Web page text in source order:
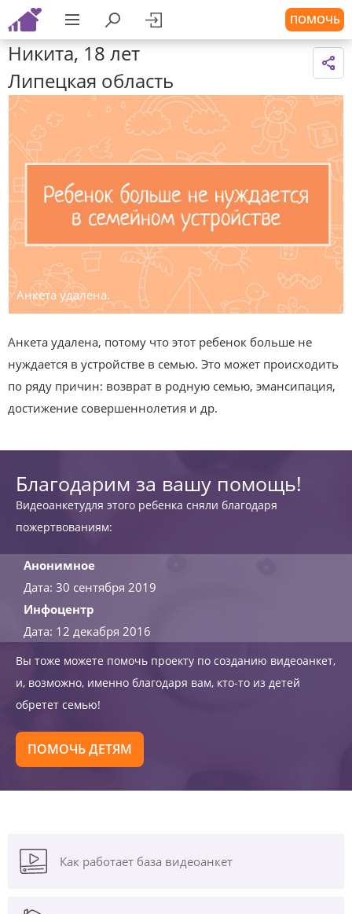
ПОМОЧЬ
Никита, 18 лет
Липецкая область
Анкета удалена.
Анкета удалена, потому что этот ребенок больше не
нуждается в устройстве в семью. Это может происходить
по ряду причин: возврат в родную семью, эмансипация,
достижение совершеннолетия и др.
Благодарим за вашу помощь!
Видеоанкетудля этого ребенка сняли благодаря
пожертвованиям:
Анонимное
Дата: 30 сентября 2019
Инфоцентр
Дата: 12 декабря 2016
Вы тоже можете помочь проекту по созданию видеоанкет,
и, возможно, именно благодаря вам, кто-то из детей
обретет семью!
ПОМОЧЬ ДЕТЯМ
Как работает база видеоанкет